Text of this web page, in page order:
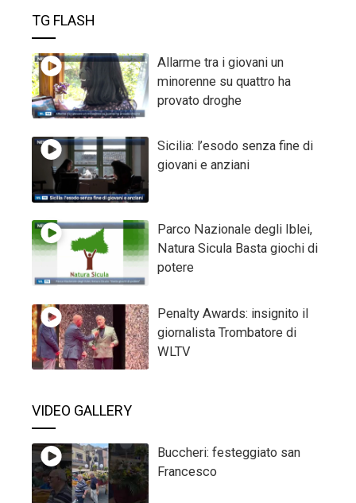
TG FLASH
Allarme tra i giovani un
minorenne su quattro ha
provato droghe
Sicilia: l’esodo senza fine di
giovani e anziani
Parco Nazionale degli Iblei,
Natura Sicula Basta giochi di
potere
Penalty Awards: insignito il
giornalista Trombatore di
WLTV
VIDEO GALLERY
Buccheri: festeggiato san
Francesco